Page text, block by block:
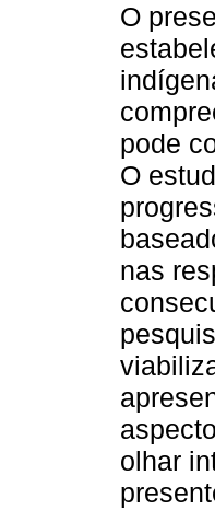
O
pode
O
nas
olhar